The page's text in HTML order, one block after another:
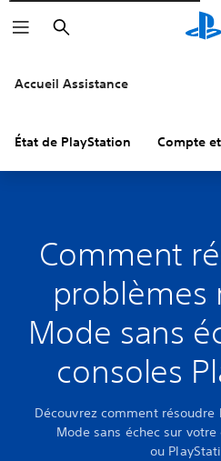
Rechercher
Accueil Assistance
État de PlayStation Compte
Comment
problèmes
Mode sans
consoles
Découvrez comment
Mode sans échec sur
ou